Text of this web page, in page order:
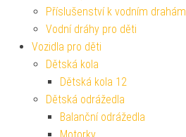
Příslušenství k vodním drahám
Vodní dráhy pro děti
Vozidla pro děti
Dětská kola
Dětská kola 12
Dětská odrážedla
Balanční odrážedla